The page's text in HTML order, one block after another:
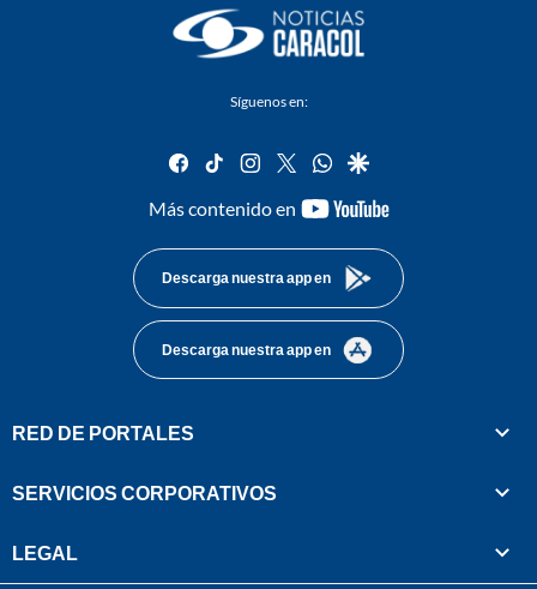
Síguenos en:
facebook
tiktok instagram
twitterwhatsapp
google
Más contenido en
youtube-
Descarga nuestra app en
Descarga nuestra app en
RED DE PORTALES
SERVICIOS CORPORATIVOS
LEGAL